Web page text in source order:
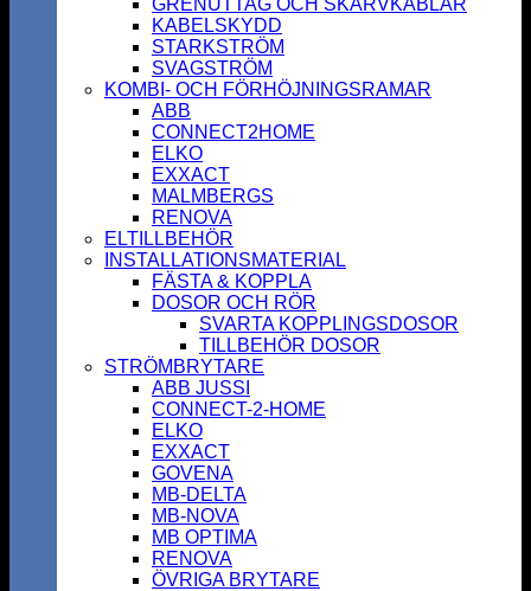
GRENUTTAG OCH SKARVKABLAR
KABELSKYDD
STARKSTRÖM
SVAGSTRÖM
KOMBI- OCH FÖRHÖJNINGSRAMAR
ABB
CONNECT2HOME
ELKO
EXXACT
MALMBERGS
RENOVA
ELTILLBEHÖR
INSTALLATIONSMATERIAL
FÄSTA & KOPPLA
DOSOR OCH RÖR
SVARTA KOPPLINGSDOSOR
TILLBEHÖR DOSOR
STRÖMBRYTARE
ABB JUSSI
CONNECT-2-HOME
ELKO
EXXACT
GOVENA
MB-DELTA
MB-NOVA
MB OPTIMA
RENOVA
ÖVRIGA BRYTARE